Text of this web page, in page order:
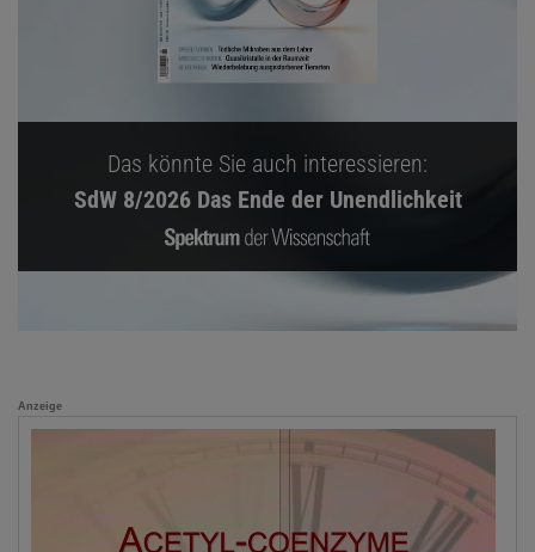
Das könnte Sie auch interessieren:
SdW 8/2026 Das Ende der Unendlichkeit
Anzeige